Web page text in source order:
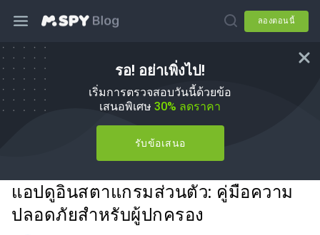
ลองตอนนี้
รอ! อย่าเพิ่งไป!
เริ่มการตรวจสอบวันนี้ด้วยข้อ
เสนอพิเศษ 30% ลดราคา
รับข้อเสนอ
แอปดูอินสตาแกรมส่วนตัว: คู่มือความ
ปลอดภัยสำหรับผู้ปกครอง